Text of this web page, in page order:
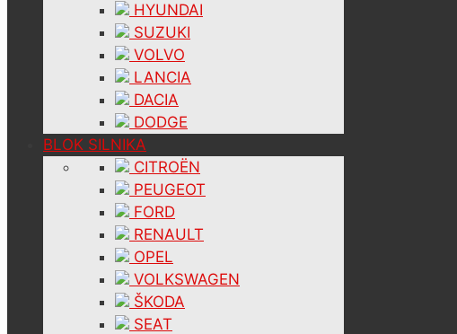
HYUNDAI
SUZUKI
VOLVO
LANCIA
DACIA
DODGE
BLOK SILNIKA
CITROËN
PEUGEOT
FORD
RENAULT
OPEL
VOLKSWAGEN
ŠKODA
SEAT